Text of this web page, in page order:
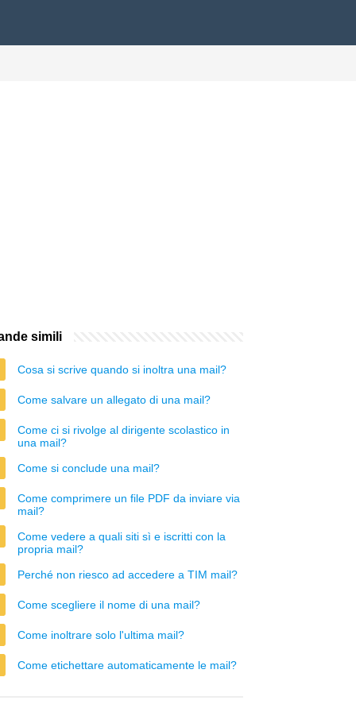
simili
Cosa si scrive quando si inoltra una mail?
Come salvare un allegato di una mail?
Come ci si rivolge al dirigente scolastico in
una mail?
Come si conclude una mail?
Come comprimere un file PDF da inviare via
mail?
Come vedere a quali siti sì e iscritti con la
propria mail?
Perché non riesco ad accedere a TIM mail?
Come scegliere il nome di una mail?
Come inoltrare solo l'ultima mail?
Come etichettare automaticamente le mail?